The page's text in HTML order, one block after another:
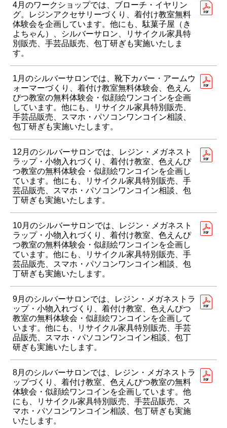
4月のワークショップでは、ブローチ・イヤリン
グ。レジンアクセサリーづくり、着付け教室無料
体験会を企画しています。他にも、駄菓子屋（き
よちゃん）、シルバーサロン、リサイクル家具特
別販売、手芸品販売、包丁研ぎも実施いたしま
す。
1月のシルバーサロンでは、靴下カバー・アームウ
ォーマーづくり、着付け教室無料体験会、色えん
ぴつ教室の無料体験会・似顔絵ワンコインを企画
しています。他にも、リサイクル家具特別販売、
手芸品販売、スマホ・パソコンワンコイン相談、
包丁研ぎも実施いたします。
12月のシルバーサロンでは、レジン・メガネスト
ラップ・小物入れづくり、着付け教室、色えんぴ
つ教室の無料体験会・似顔絵ワンコインを企画し
ています。他にも、リサイクル家具特別販売、手
芸品販売、スマホ・パソコンワンコイン相談、包
丁研ぎも実施いたします。
10月のシルバーサロンでは、レジン・メガネスト
ラップ・小物入れづくり、着付け教室、色えんぴ
つ教室の無料体験会・似顔絵ワンコインを企画し
ています。他にも、リサイクル家具特別販売、手
芸品販売、スマホ・パソコンワンコイン相談、包
丁研ぎも実施いたします。
9月のシルバーサロンでは、レジン・メガネストラ
ップ・小物入れづくり、着付け教室、色えんぴつ
教室の無料体験会・似顔絵ワンコインを企画して
います。他にも、リサイクル家具特別販売、手芸
品販売、スマホ・パソコンワンコイン相談、包丁
研ぎも実施いたします。
8月のシルバーサロンでは、レジン・メガネストラ
ップづくり、着付け教室、色えんぴつ教室の無料
体験会・似顔絵ワンコインを企画しています。他
にも、リサイクル家具特別販売、手芸品販売、ス
マホ・パソコンワンコイン相談、包丁研ぎも実施
いたします。